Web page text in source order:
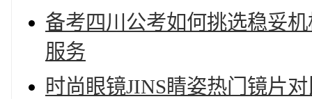
备考四川公考如何挑选稳妥
服务
时尚眼镜JINS睛姿热门镜片